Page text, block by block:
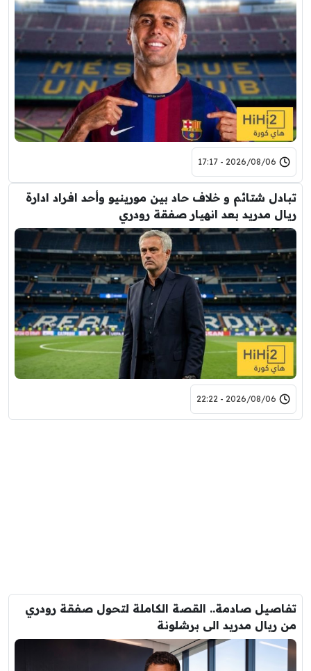
2026/08/06 - 17:17
تبادل شتائم و خلاف حاد بين مورينيو وأحد افراد ادارة
ريال مدريد بعد انهيار صفقة رودري
2026/08/06 - 22:22
تفاصيل صادمة.. القصة الكاملة لتحول صفقة رودري
من ريال مدريد الى برشلونة